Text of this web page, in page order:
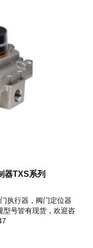
器TXS系列
执行器，阀门定位器
型号皆有现货，欢迎咨